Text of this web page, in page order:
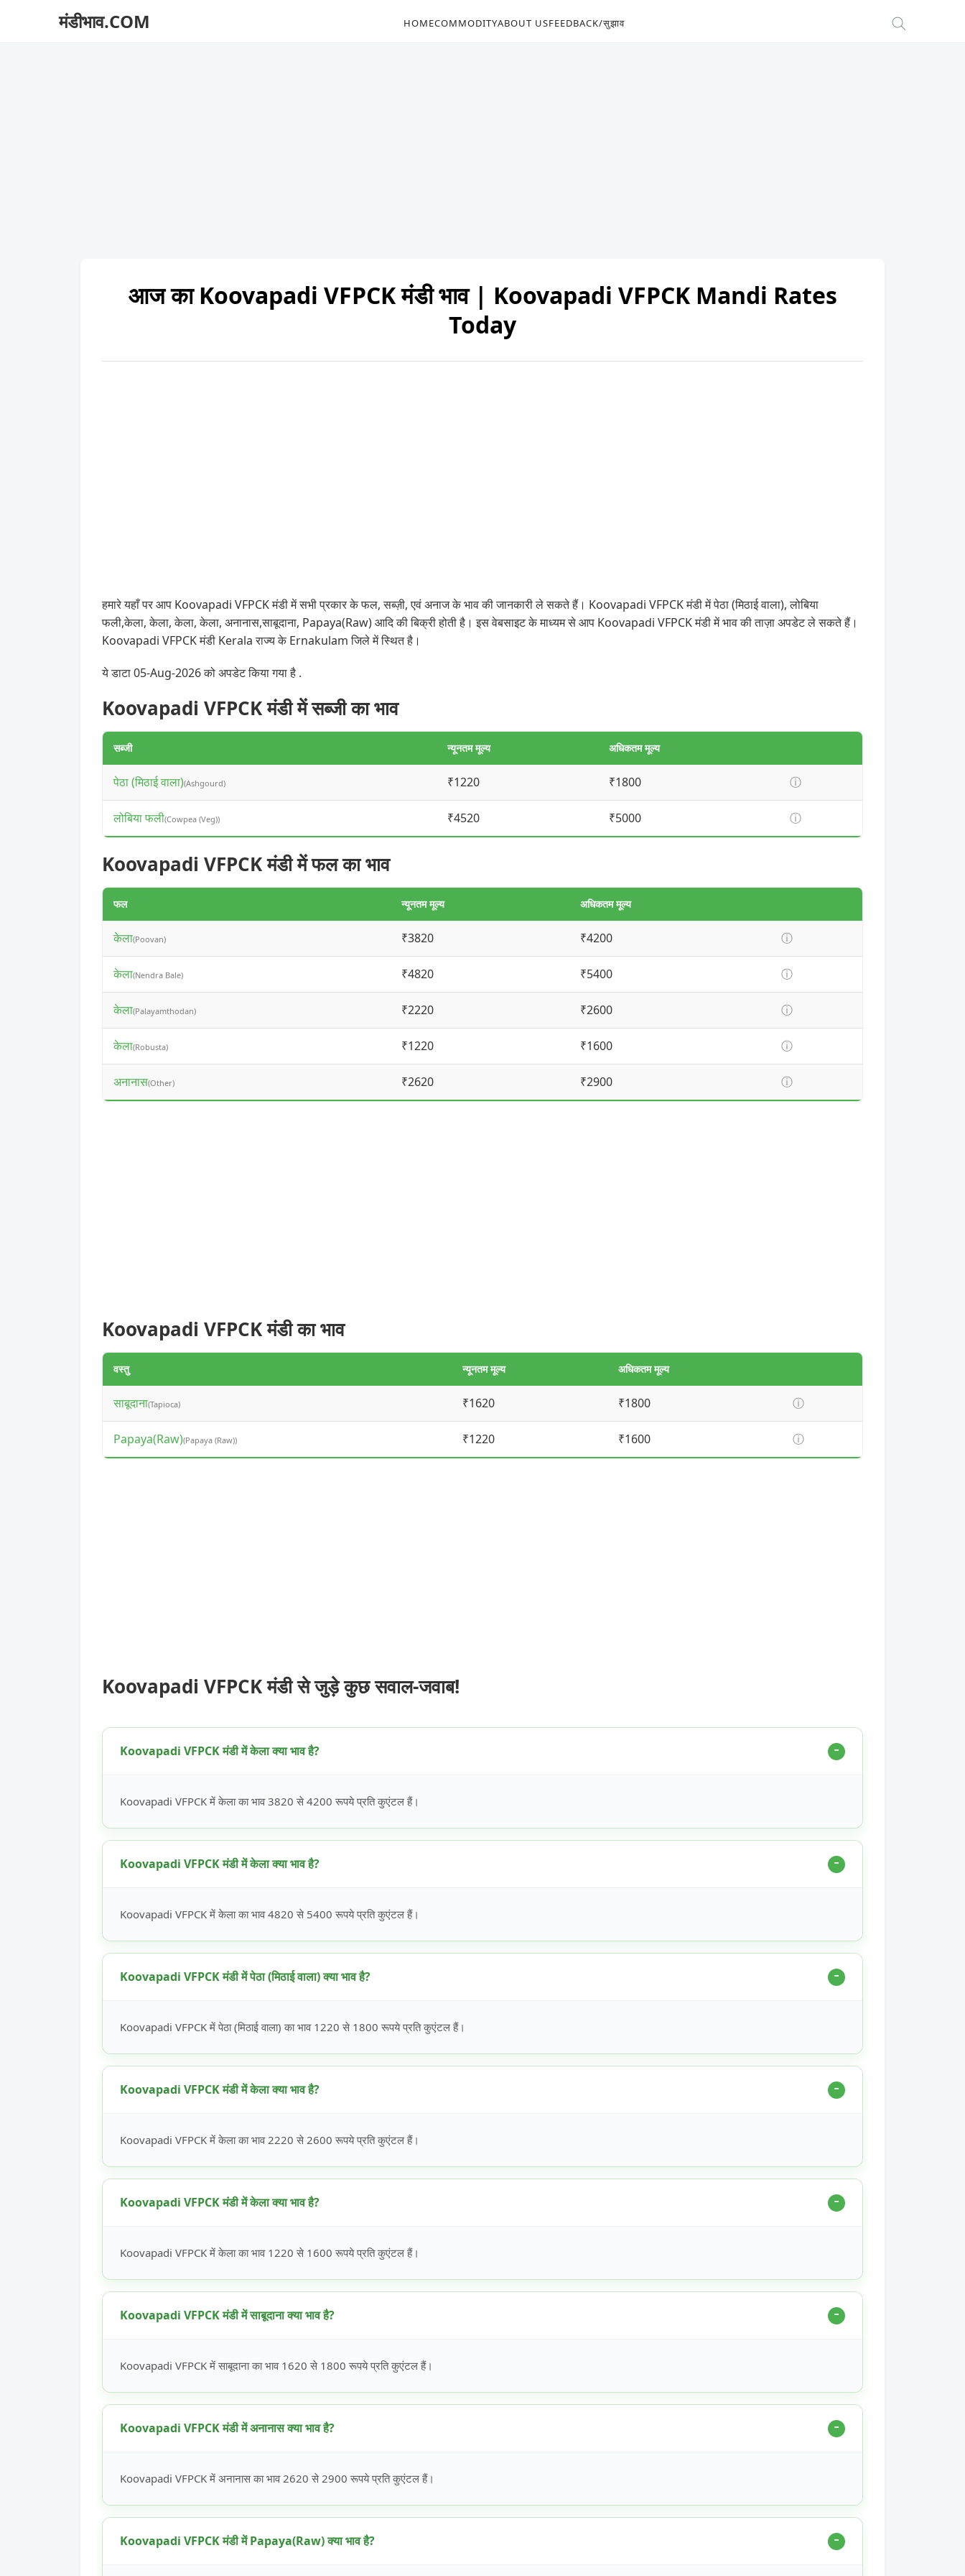
मंडीभाव.COM HOMECOMMODITYABOUT USFEEDBACK/सुझाव
आज का Koovapadi VFPCK मंडी भाव | Koovapadi VFPCK Mandi Rates
Today
हमारे यहाँ पर आप Koovapadi VFPCK मंडी में सभी प्रकार के फल, सब्ज़ी, एवं अनाज के भाव की जानकारी ले सकते हैं। Koovapadi VFPCK मंडी में पेठा (मिठाई वाला), लोबिया
फली,केला, केला, केला, केला, अनानास,साबूदाना, Papaya(Raw) आदि की बिक्री होती है। इस वेबसाइट के माध्यम से आप Koovapadi VFPCK मंडी में भाव की ताज़ा अपडेट ले सकते हैं।
Koovapadi VFPCK मंडी Kerala राज्य के Ernakulam जिले में स्थित है।
ये डाटा 05-Aug-2026 को अपडेट किया गया है .
Koovapadi VFPCK मंडी में सब्जी का भाव
सब्जी न्यूनतम मूल्य अधिकतम मूल्य
पेठा (मिठाई वाला)(Ashgourd) ₹1220 ₹1800 ⓘ
लोबिया फली(Cowpea (Veg)) ₹4520 ₹5000 ⓘ
Koovapadi VFPCK मंडी में फल का भाव
फल न्यूनतम मूल्य अधिकतम मूल्य
केला(Poovan) ₹3820 ₹4200 ⓘ
केला(Nendra Bale) ₹4820 ₹5400 ⓘ
केला(Palayamthodan) ₹2220 ₹2600 ⓘ
केला(Robusta) ₹1220 ₹1600 ⓘ
अनानास(Other) ₹2620 ₹2900 ⓘ
Koovapadi VFPCK मंडी का भाव
वस्तु न्यूनतम मूल्य अधिकतम मूल्य
साबूदाना(Tapioca) ₹1620 ₹1800 ⓘ
Papaya(Raw)(Papaya (Raw)) ₹1220 ₹1600 ⓘ
Koovapadi VFPCK मंडी से जुड़े कुछ सवाल-जवाब!
Koovapadi VFPCK मंडी में केला क्या भाव है?
Koovapadi VFPCK में केला का भाव 3820 से 4200 रूपये प्रति कुएंटल हैं।
Koovapadi VFPCK मंडी में केला क्या भाव है?
Koovapadi VFPCK में केला का भाव 4820 से 5400 रूपये प्रति कुएंटल हैं।
Koovapadi VFPCK मंडी में पेठा (मिठाई वाला) क्या भाव है?
Koovapadi VFPCK में पेठा (मिठाई वाला) का भाव 1220 से 1800 रूपये प्रति कुएंटल हैं।
Koovapadi VFPCK मंडी में केला क्या भाव है?
Koovapadi VFPCK में केला का भाव 2220 से 2600 रूपये प्रति कुएंटल हैं।
Koovapadi VFPCK मंडी में केला क्या भाव है?
Koovapadi VFPCK में केला का भाव 1220 से 1600 रूपये प्रति कुएंटल हैं।
Koovapadi VFPCK मंडी में साबूदाना क्या भाव है?
Koovapadi VFPCK में साबूदाना का भाव 1620 से 1800 रूपये प्रति कुएंटल हैं।
Koovapadi VFPCK मंडी में अनानास क्या भाव है?
Koovapadi VFPCK में अनानास का भाव 2620 से 2900 रूपये प्रति कुएंटल हैं।
Koovapadi VFPCK मंडी में Papaya(Raw) क्या भाव है?